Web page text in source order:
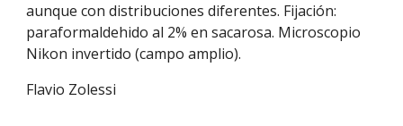
aunque con distribuciones diferentes. Fijación:
paraformaldehido al 2% en sacarosa. Microscopio
Nikon invertido (campo amplio).
Flavio Zolessi